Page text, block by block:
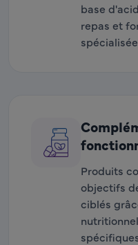
base
repas et
Produits
objectifs
ciblés